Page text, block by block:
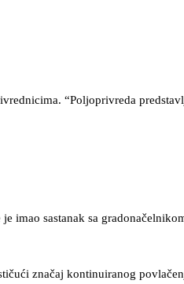
“Poljoprivreda
sastanak sa
značaj kontinuiranog